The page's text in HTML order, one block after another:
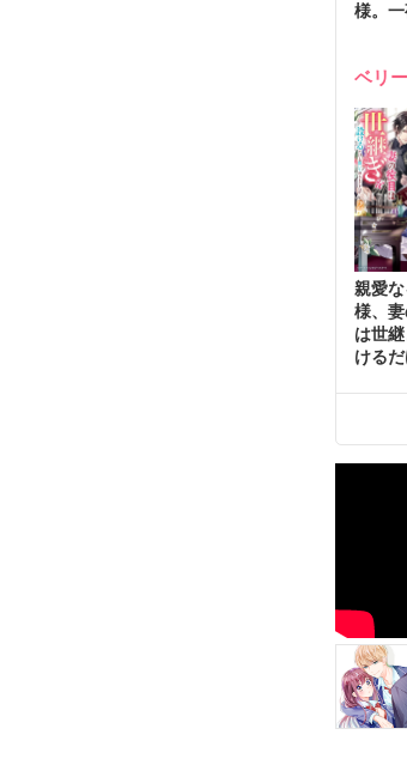
様。
まし
ベリ
親愛
様、妻
は世
ける
れ才
な結